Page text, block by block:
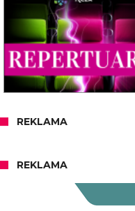
REKLAMA
REKLAMA